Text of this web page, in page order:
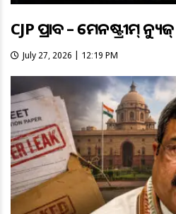
CJP ପ୍ରଭାବ – ମେନଷ୍ଟ୍ରୀମ୍
July 27, 2026 | 12:19 PM